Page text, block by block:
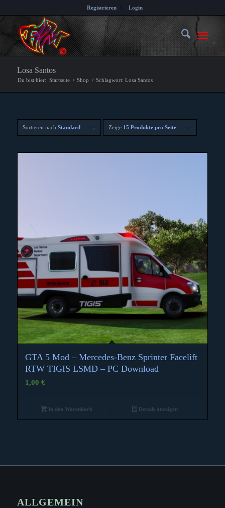
Registrieren Login
Losa Santos
Du bist hier: Startseite / Shop / Schlagwort: Losa Santos
Sortieren nach Standard Zeige 15 Produkte pro Seite
GTA 5 Mod – Mercedes-Benz Sprinter Facelift
RTW TIGIS LSMD – PC Download
1,00 €
In den Warenkorb Details anzeigen
ALLGEMEIN